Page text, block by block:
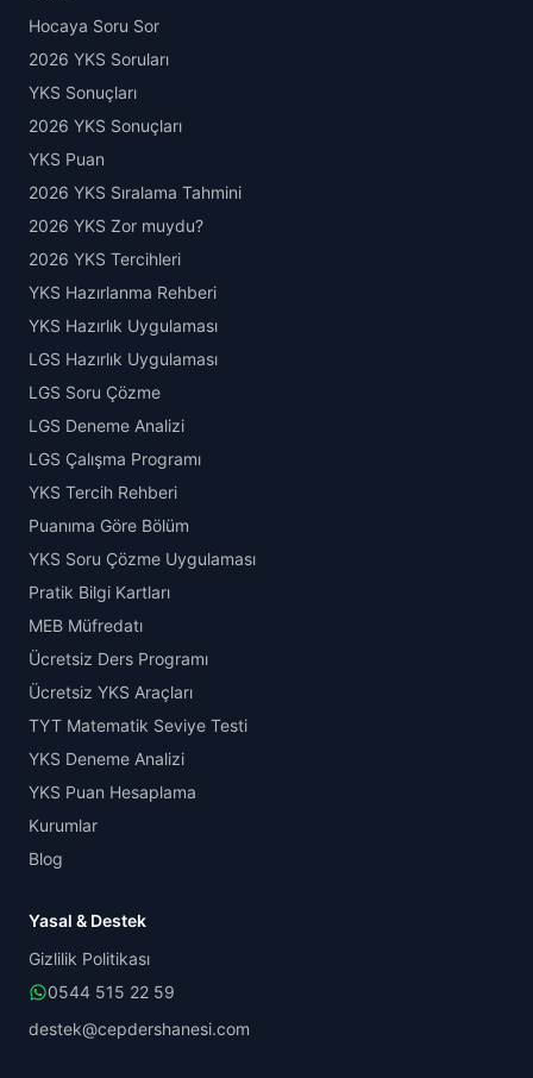
Hocaya Soru Sor
2026 YKS Soruları
YKS Sonuçları
2026 YKS Sonuçları
YKS Puan
2026 YKS Sıralama Tahmini
2026 YKS Zor muydu?
2026 YKS Tercihleri
YKS Hazırlanma Rehberi
YKS Hazırlık Uygulaması
LGS Hazırlık Uygulaması
LGS Soru Çözme
LGS Deneme Analizi
LGS Çalışma Programı
YKS Tercih Rehberi
Puanıma Göre Bölüm
YKS Soru Çözme Uygulaması
Pratik Bilgi Kartları
MEB Müfredatı
Ücretsiz Ders Programı
Ücretsiz YKS Araçları
TYT Matematik Seviye Testi
YKS Deneme Analizi
YKS Puan Hesaplama
Kurumlar
Blog
Yasal & Destek
Gizlilik Politikası
0544 515 22 59
destek@cepdershanesi.com